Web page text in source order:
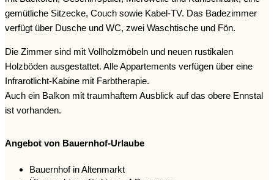
gemütliche Sitzecke, Couch sowie Kabel-TV. Das Badezimmer
verfügt über Dusche und WC, zwei Waschtische und Fön.
Die Zimmer sind mit Vollholzmöbeln und neuen rustikalen
Holzböden ausgestattet. Alle Appartements verfügen über eine
Infrarotlicht-Kabine mit Farbtherapie.
Auch ein Balkon mit traumhaftem Ausblick auf das obere Ennstal
ist vorhanden.
Angebot von Bauernhof-Urlaube
Bauernhof in Altenmarkt